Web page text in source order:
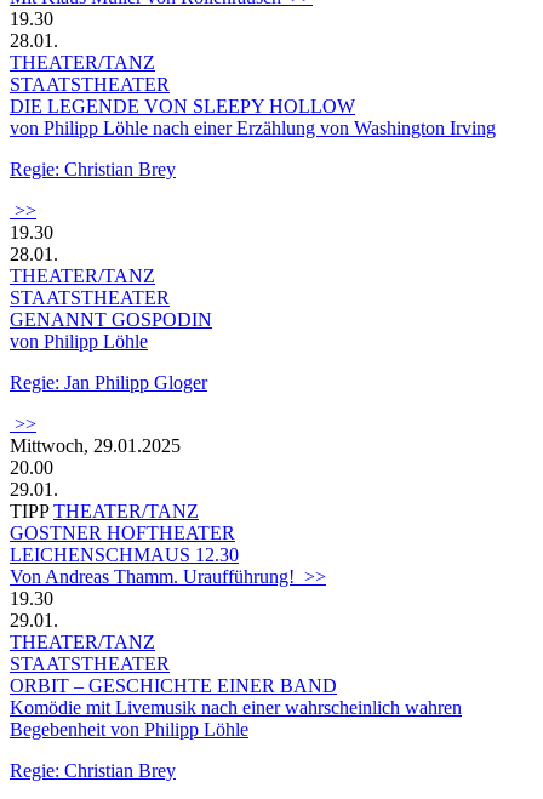
19.30
28.01.
THEATER/TANZ
STAATSTHEATER
DIE LEGENDE VON SLEEPY HOLLOW
von Philipp Löhle nach einer Erzählung von Washington Irving
Regie: Christian Brey
>>
19.30
28.01.
THEATER/TANZ
STAATSTHEATER
GENANNT GOSPODIN
von Philipp Löhle
Regie: Jan Philipp Gloger
>>
Mittwoch, 29.01.2025
20.00
29.01.
TIPP THEATER/TANZ
GOSTNER HOFTHEATER
LEICHENSCHMAUS 12.30
Von Andreas Thamm. Uraufführung! >>
19.30
29.01.
THEATER/TANZ
STAATSTHEATER
ORBIT – GESCHICHTE EINER BAND
Komödie mit Livemusik nach einer wahrscheinlich wahren
Begebenheit von Philipp Löhle
Regie: Christian Brey